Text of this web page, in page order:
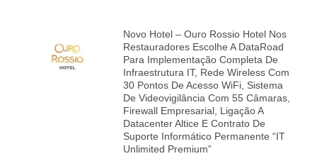
Novo Hotel – Ouro Rossio Hotel Nos
Restauradores Escolhe A DataRoad
Para Implementação Completa De
Infraestrutura IT, Rede Wireless Com
30 Pontos De Acesso WiFi, Sistema
De Videovigilância Com 55 Câmaras,
Firewall Empresarial, Ligação A
Datacenter Altice E Contrato De
Suporte Informático Permanente “IT
Unlimited Premium”